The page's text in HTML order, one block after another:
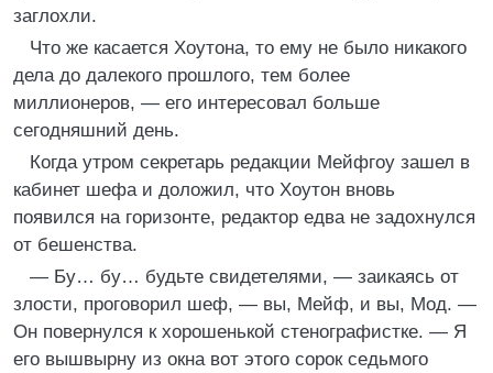
заглохли.
Что же касается Хоутона, то ему не было никакого
дела до далекого прошлого, тем более
миллионеров, — его интересовал больше
сегодняшний день.
Когда утром секретарь редакции Мейфгоу зашел в
кабинет шефа и доложил, что Хоутон вновь
появился на горизонте, редактор едва не задохнулся
от бешенства.
— Бу… бу… будьте свидетелями, — заикаясь от
злости, проговорил шеф, — вы, Мейф, и вы, Мод. —
Он повернулся к хорошенькой стенографистке. — Я
его вышвырну из окна вот этого сорок седьмого